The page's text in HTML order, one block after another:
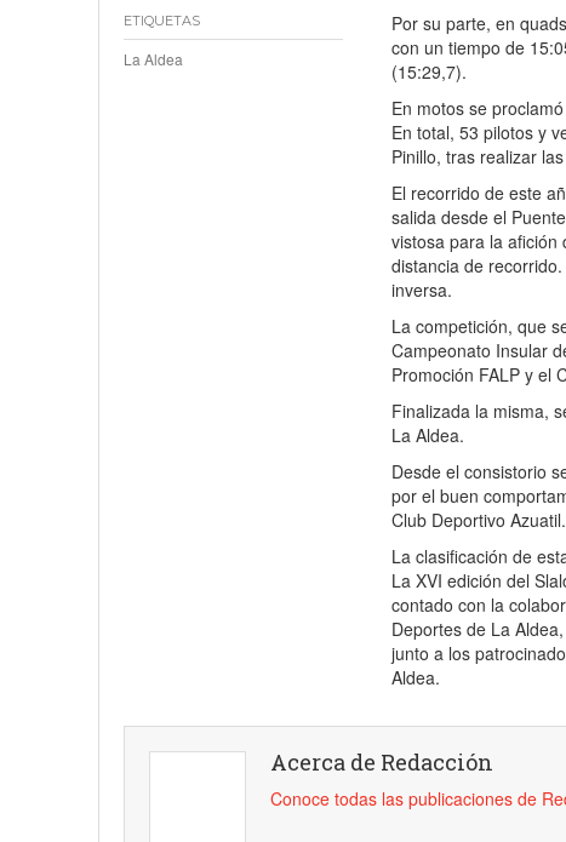
Por su parte, en
con un tiempo de
(15:29,7).
En motos se
En total, 53 pilotos y
Pinillo, tras realizar
El recorrido de este
salida desde el
vistosa para la
distancia de
inversa.
La competición, que
Campeonato Insular
Promoción FALP y el
Finalizada la misma,
La Aldea.
Desde el consistorio
por el buen
Club Deportivo Azuatil.
La clasificación de
La XVI edición del
contado con la
Deportes de La
junto a los
Aldea.
ETIQUETAS
La Aldea
Acerca de Redacción
Conoce todas las publicaciones de